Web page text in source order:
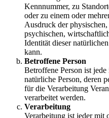
Kennnummer, zu
oder zu einem oder
Ausdruck der
psychischen,
Identität dieser
kann.
Betroffene Person
Betroffene Person ist
natürliche Person, deren
für die Verarbeitung
verarbeitet werden.
Verarbeitung
Verarbeitung ist jeder mit